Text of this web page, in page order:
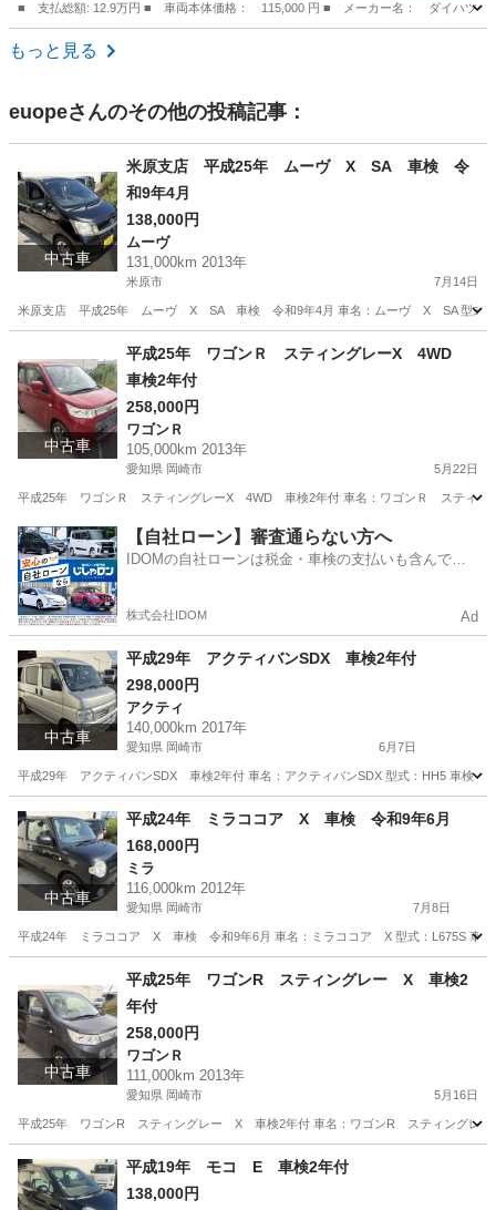
■ 支払総額: 12.9万円 ■ 車両本体価格： 115,000 円 ■ メーカー名： ダイハツ
大阪 大阪市
もっと見る
euopeさんのその他の投稿記事：
中古車
米原支店 平成25年 ムーヴ X SA 車検 令
和9年4月
138,000円
ムーヴ
131,000km 2013年
米原市 7月14日
米原支店 平成25年 ムーヴ X SA 車検 令和9年4月 車名：ムーヴ X SA 型式：
ムーヴ 注意点
中古車
平成25年 ワゴンＲ スティングレーX 4WD
車検2年付
258,000円
ワゴンＲ
105,000km 2013年
愛知県 岡崎市 5月22日
平成25年 ワゴンＲ スティングレーX 4WD 車検2年付 車名：ワゴンＲ スティング
愛知 岡崎市 ワゴンＲ ワゴンR
【自社ローン】審査通らない方へ
IDOMの自社ローンは税金・車検の支払いも含んでい
株式会社IDOM Ad
中古車
平成29年 アクティバンSDX 車検2年付
298,000円
アクティ
140,000km 2017年
愛知県 岡崎市 6月7日
平成29年 アクティバンSDX 車検2年付 車名：アクティバンSDX 型式：HH5 車検：
愛知 岡崎市 アクティ 預かり金
中古車
平成24年 ミラココア X 車検 令和9年6月
168,000円
ミラ
116,000km 2012年
愛知県 岡崎市 7月8日
平成24年 ミラココア X 車検 令和9年6月 車名：ミラココア X 型式：L675S 車検：
ミラ ミラココア
中古車
平成25年 ワゴンR スティングレー X 車検2
年付
258,000円
ワゴンＲ
111,000km 2013年
愛知県 岡崎市 5月16日
平成25年 ワゴンR スティングレー X 車検2年付 車名：ワゴンR スティングレー X
愛知 岡崎市 ワゴンＲ
平成19年 モコ E 車検2年付
138,000円